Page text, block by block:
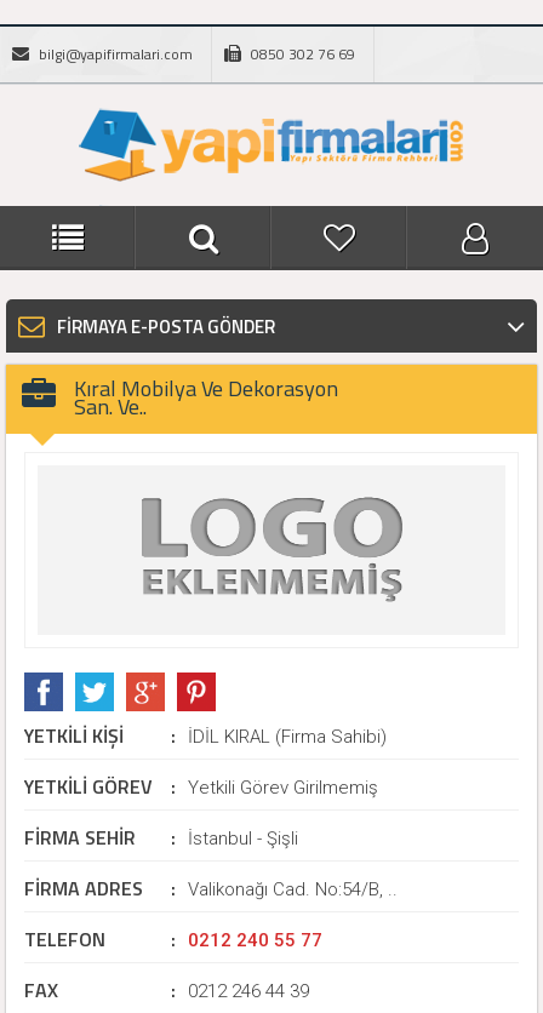
bilgi@yapifirmalari.com 0850 302 76 69
FİRMAYA E-POSTA GÖNDER
Kıral Mobilya Ve Dekorasyon
San. Ve..
YETKİLİ KİŞİ : İDİL KIRAL (Firma Sahibi)
YETKİLİ GÖREV : Yetkili Görev Girilmemiş
FİRMA SEHİR : İstanbul - Şişli
FİRMA ADRES : Valikonağı Cad. No:54/B, ..
TELEFON : 0212 240 55 77
FAX : 0212 246 44 39